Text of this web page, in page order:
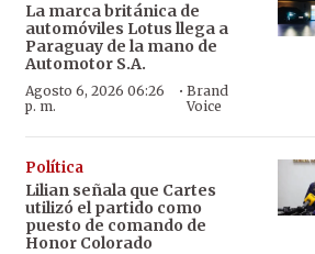
La marca británica de
automóviles Lotus llega a
Paraguay de la mano de
Automotor S.A.
Agosto 6, 2026 06:26
p. m.
· Brand
Voice
Política
Lilian señala que Cartes
utilizó el partido como
puesto de comando de
Honor Colorado